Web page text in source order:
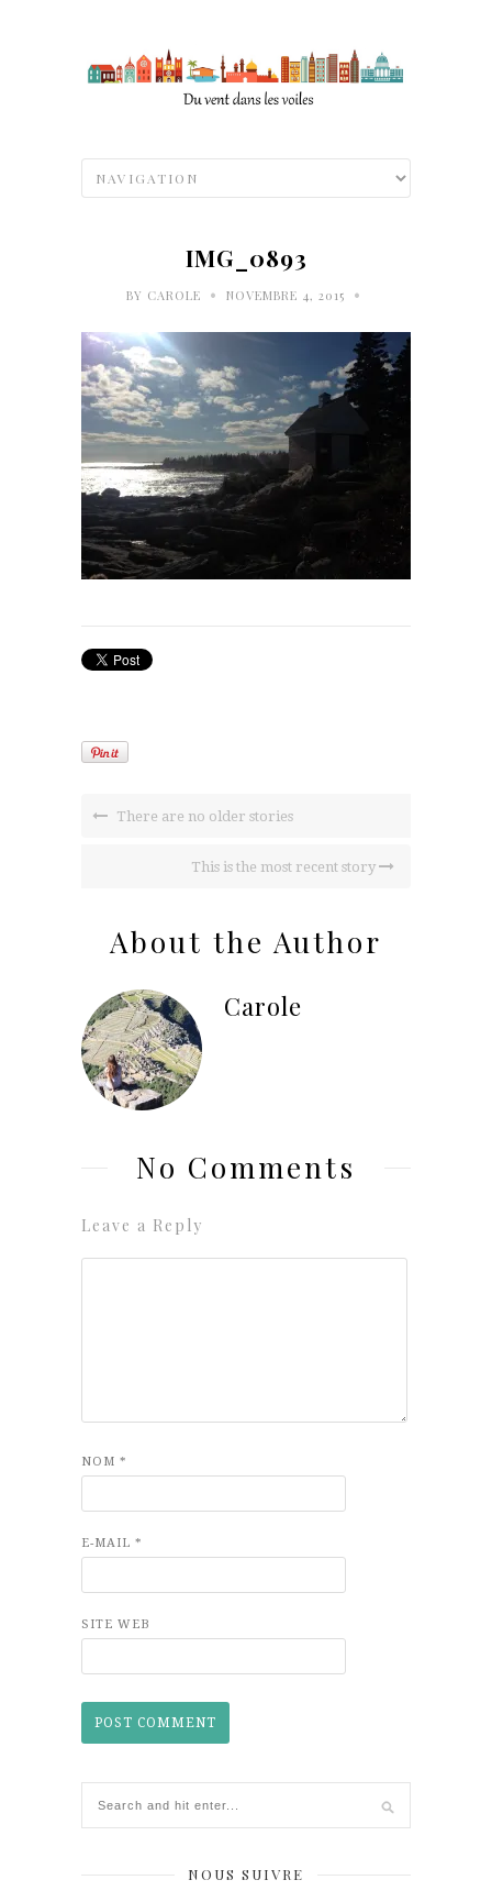
IMG_0893
BY CAROLE • NOVEMBRE 4, 2015 •
There are no older stories
This is the most recent story
About the Author
Carole
No Comments
Leave a Reply
NOM *
E-MAIL *
SITE WEB
NOUS SUIVRE